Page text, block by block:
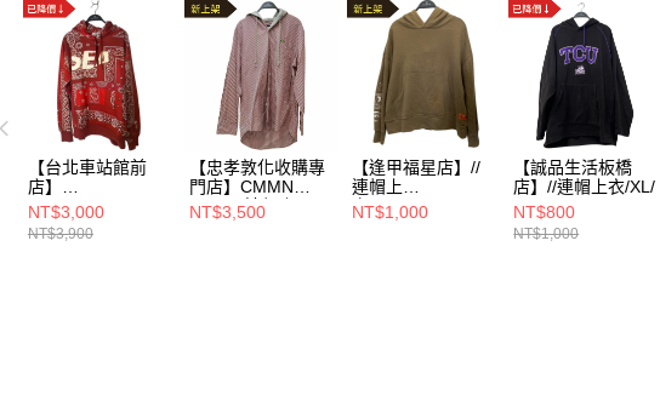
【台北車站館前
店】
MIYAGIHIDETAKA
/連帽上衣//
NT$3,000
NT$3,900
【忠孝敦化收購專
門店】CMMN
SWDN/連帽上
衣/50/
NT$3,500
【逢甲福星店】//
連帽上
衣/M//234406058
0439
NT$1,000
【誠品生活板橋
店】//連帽上衣/XL/
NT$800
NT$1,000